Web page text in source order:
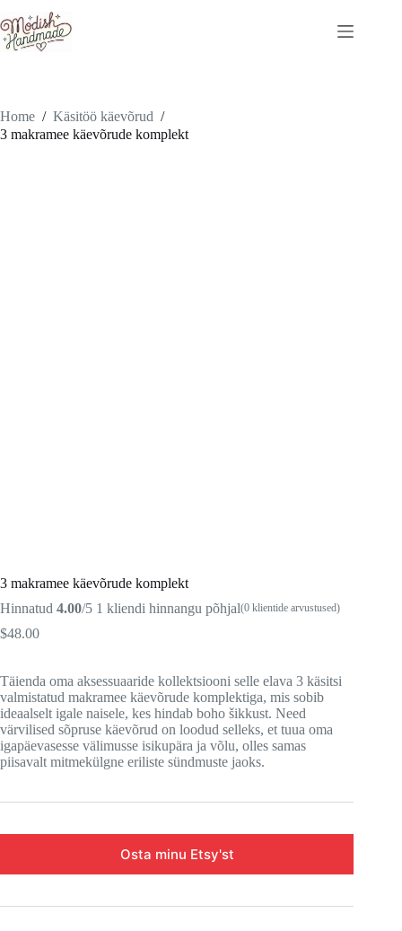
to
content
Home / Käsitöö käevõrud /
3 makramee käevõrude komplekt
3 makramee käevõrude komplekt
Hinnatud 4.00/5 1 kliendi hinnangu põhjal(0 klientide arvustused)
$48.00
Täienda oma aksessuaaride kollektsiooni selle elava 3 käsitsi
valmistatud makramee käevõrude komplektiga, mis sobib
ideaalselt igale naisele, kes hindab boho šikkust. Need
värvilised sõpruse käevõrud on loodud selleks, et tuua oma
igapäevasesse välimusse isikupära ja võlu, olles samas
piisavalt mitmekülgne eriliste sündmuste jaoks.
Osta minu Etsy'st